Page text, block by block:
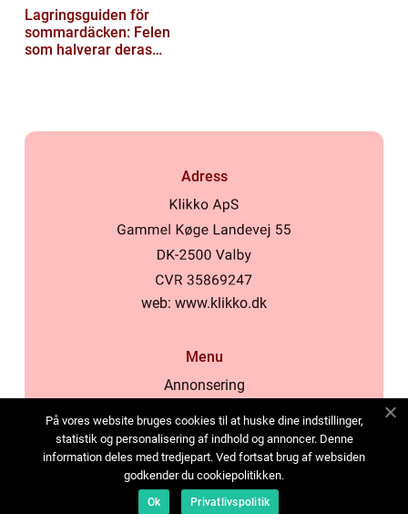
Lagringsguiden för
sommardäcken: Felen
som halverar deras
Adress
web: www.klikko.dk
Menu
Annonsering
Cookies
Kontakta oss
Sitemap
På vores website bruges cookies til at huske dine indstillinger,
statistik og personalisering af indhold og annoncer. Denne
information deles med tredjepart. Ved fortsat brug af websiden
godkender du cookiepolitikken.
Ok Privatlivspolitik